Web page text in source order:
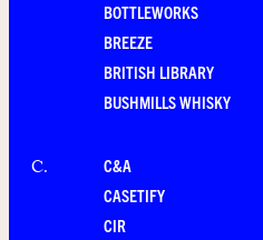
BOTTLEWORKS
BREEZE
BRITISH LIBRARY
BUSHMILLS WHISKY
C.
C&A
CASETIFY
CIR